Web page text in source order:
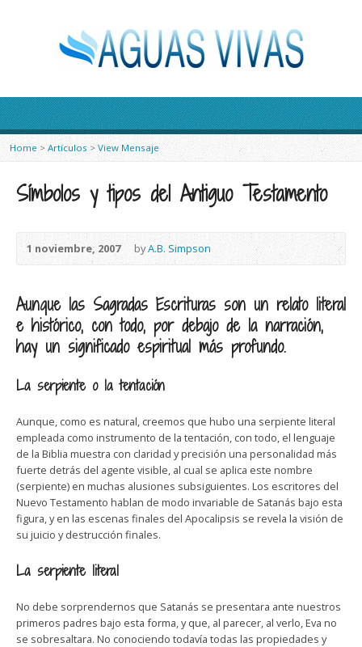
Home > Artículos > View Mensaje
Símbolos y tipos del Antiguo Testamento
1 noviembre, 2007 byA.B. Simpson
Aunque las Sagradas Escrituras son un relato literal
e histórico, con todo, por debajo de la narración,
hay un significado espiritual más profundo.
La serpiente o la tentación
Aunque, como es natural, creemos que hubo una serpiente literal
empleada como instrumento de la tentación, con todo, el lenguaje
de la Biblia muestra con claridad y precisión una personalidad más
fuerte detrás del agente visible, al cual se aplica este nombre
(serpiente) en muchas alusiones subsiguientes. Los escritores del
Nuevo Testamento hablan de modo invariable de Satanás bajo esta
figura, y en las escenas finales del Apocalipsis se revela la visión de
su juicio y destrucción finales.
La serpiente literal
No debe sorprendernos que Satanás se presentara ante nuestros
primeros padres bajo esta forma, y que, al parecer, al verlo, Eva no
se sobresaltara. No conociendo todavía todas las propiedades y